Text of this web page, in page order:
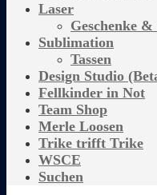
Laser
Geschenke &
Sublimation
Tassen
Design Studio
Fellkinder in Not
Team Shop
Merle Loosen
Trike trifft Trike
WSCE
Suchen